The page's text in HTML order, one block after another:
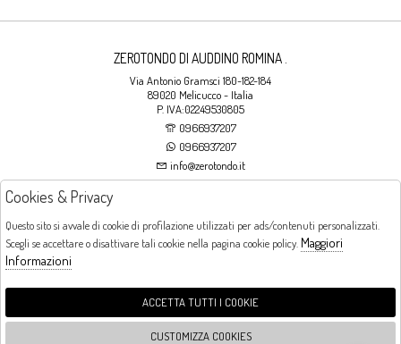
ZEROTONDO DI AUDDINO ROMINA .
Via Antonio Gramsci 180-182-184
89020 Melicucco - Italia
P. IVA:02249530805
0966937207
0966937207
info@zerotondo.it
Orari di apertura
LUNEDI: CHIUSO LA MATTINA - DALLE 16:00 ALLE 20:00 DAL MARTEDI AL
Cookies & Privacy
Questo sito si avvale di cookie di profilazione utilizzati per ads/contenuti personalizzati.
Scegli se accettare o disattivare tali cookie nella pagina cookie policy. Maggiori
Informazioni
ACCETTA TUTTI I COOKIE
CUSTOMIZZA COOKIES